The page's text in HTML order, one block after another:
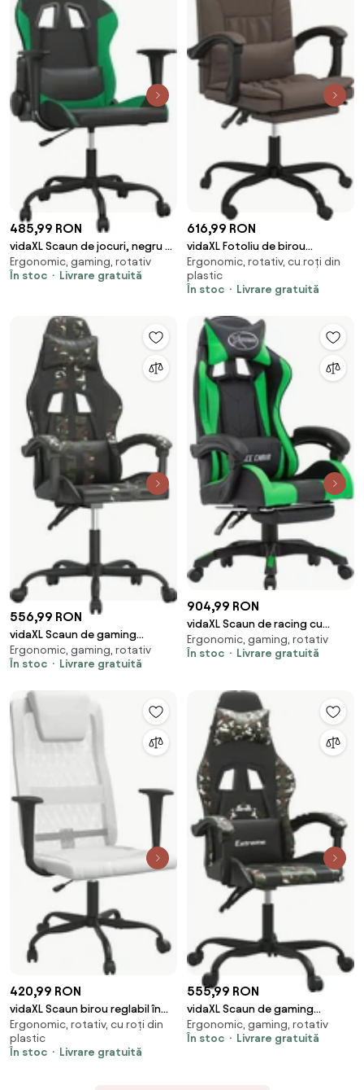
485,99 RON
vidaXL Scaun de jocuri, negru și
verde, piele ecologică
Ergonomic, gaming, rotativ
În stoc
Livrare gratuită
616,99 RON
vidaXL Fotoliu de birou
rabatabil, maro, piele
ecologică
Ergonomic, rotativ, cu roți din
plastic
În stoc
Livrare gratuită
556,99 RON
vidaXL Scaun de gaming
pivotant, negru și camuflaj,
piele ecologică
Ergonomic, gaming, rotativ
În stoc
Livrare gratuită
904,99 RON
vidaXL Scaun de racing cu
suport picioare verde/negru
piele ecologică
Ergonomic, gaming, rotativ
În stoc
Livrare gratuită
420,99 RON
vidaXL Scaun birou reglabil în
înălțime, alb, piele
artificială/plasă
Ergonomic, rotativ, cu roți din
plastic
În stoc
Livrare gratuită
555,99 RON
vidaXL Scaun de gaming
pivotant, negru și camuflaj,
piele ecologică
Ergonomic, gaming, rotativ
În stoc
Livrare gratuită